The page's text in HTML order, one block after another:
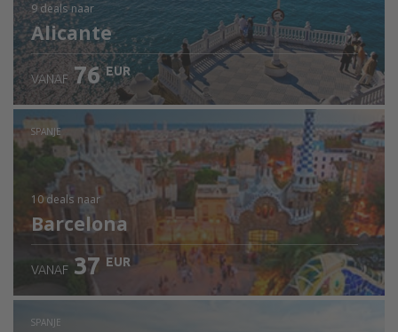
9 dealsnaar
Alicante
VANAF 76 EUR
SPANJE
10 deals naar
Barcelona
VANAF 37 EUR
SPANJE